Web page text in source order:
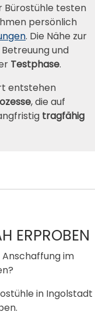
Bürostühle testen
persönlich
. Die Nähe zur
und
Testphase.
entstehen
, die auf
tragfähig
ERPROBEN
im
in Ingolstadt